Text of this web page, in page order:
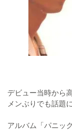
デビュー当時から
メンぶりでも話題
アルバム「パニッ